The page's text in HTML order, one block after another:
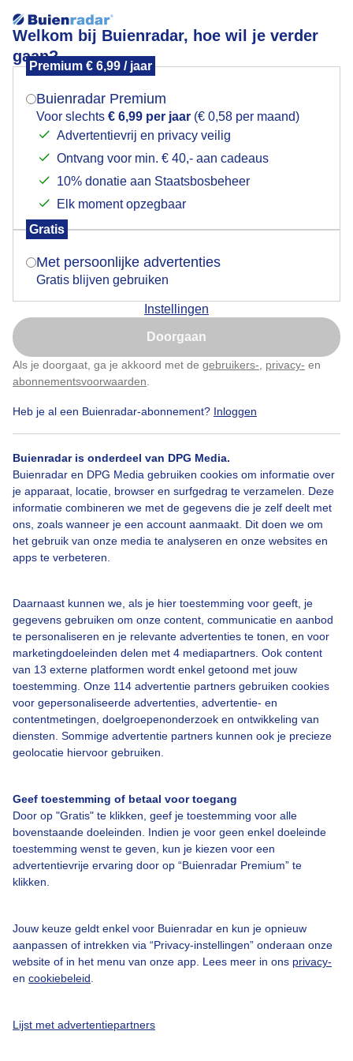
Welkom bij Buienradar, hoe wil je verder
gaan?
Premium € 6,99 / jaar
Buienradar Premium
Voor slechts € 6,99 per jaar (€ 0,58 per maand)
Advertentievrij en privacy veilig
Ontvang voor min. € 40,- aan cadeaus
10% donatie aan Staatsbosbeheer
Elk moment opzegbaar
Gratis
Met persoonlijke advertenties
Gratis blijven gebruiken
Instellingen
Doorgaan
Als je doorgaat, ga je akkoord met de gebruikers- privacy- en
abonnementsvoorwaarden
Heb je al een Buienradar-abonnement? Inloggen
Buienradar is onderdeel van DPG Media.
Buienradar en DPG Media gebruiken cookies om informatie over
je apparaat, locatie, browser en surfgedrag te verzamelen. Deze
informatie combineren we met de gegevens die je zelf deelt met
ons, zoals wanneer je een account aanmaakt. Dit doen we om
het gebruik van onze media te analyseren en onze websites en
apps te verbeteren.
Daarnaast kunnen we, als je hier toestemming voor geeft, je
gegevens gebruiken om onze content, communicatie en aanbod
te personaliseren en je relevante advertenties te tonen, en voor
marketingdoeleinden delen met 4 mediapartners. Ook content
van 13 externe platformen wordt enkel getoond met jouw
toestemming. Onze 114 advertentie partners gebruiken cookies
voor gepersonaliseerde advertenties, advertentie- en
contentmetingen, doelgroepenonderzoek en ontwikkeling van
diensten. Sommige advertentie partners kunnen ook je precieze
geolocatie hiervoor gebruiken.
Geef toestemming of betaal voor toegang
Door op "Gratis" te klikken, geef je toestemming voor alle
bovenstaande doeleinden. Indien je voor geen enkel doeleinde
toestemming wenst te geven, kun je kiezen voor een
advertentievrije ervaring door op “Buienradar Premium” te
klikken.
Jouw keuze geldt enkel voor Buienradar en kun je opnieuw
aanpassen of intrekken via “Privacy-instellingen” onderaan onze
website of in het menu van onze app. Lees meer in ons privacy-
en cookiebeleid
Lijst met advertentiepartners
Zon wolken en wind
Zon wolken en wind
Door: Annet Piet Gemaakt: 10-05-2026, 32x bekeken
Bekijk slideshow
Een moment geduld aub...
Over Buienradar
Veelgestelde vragen
Contact
Toegankelijkheid
Buienradar Team
Privacy beleid
Privacy instellingen
Mogen we je locatie gebruiken voor het
Indien je hier nog geen akkoord op hebt gegeven,
verschijnt er zo een pop-up uit je browser waarin
Is goed, toon de popup
Nu niet, misschien later
Klik hierom dit aan te passen